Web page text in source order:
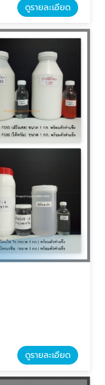
ดูรายละเอียด
ดูรายละเอียด